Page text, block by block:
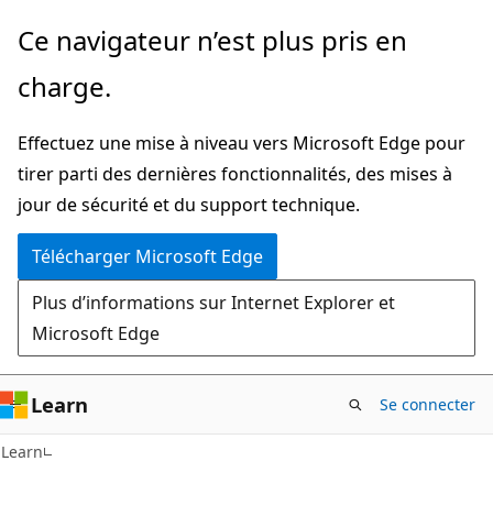
Passer
directement
au
principal
Ce navigateur n’est plus pris en
charge.
Effectuez une mise à niveau vers Microsoft Edge pour
tirer parti des dernières fonctionnalités, des mises à
jour de sécurité et du support technique.
Télécharger Microsoft Edge
Plus d’informations sur Internet Explorer et
Microsoft Edge
Learn Se connecter
Learn